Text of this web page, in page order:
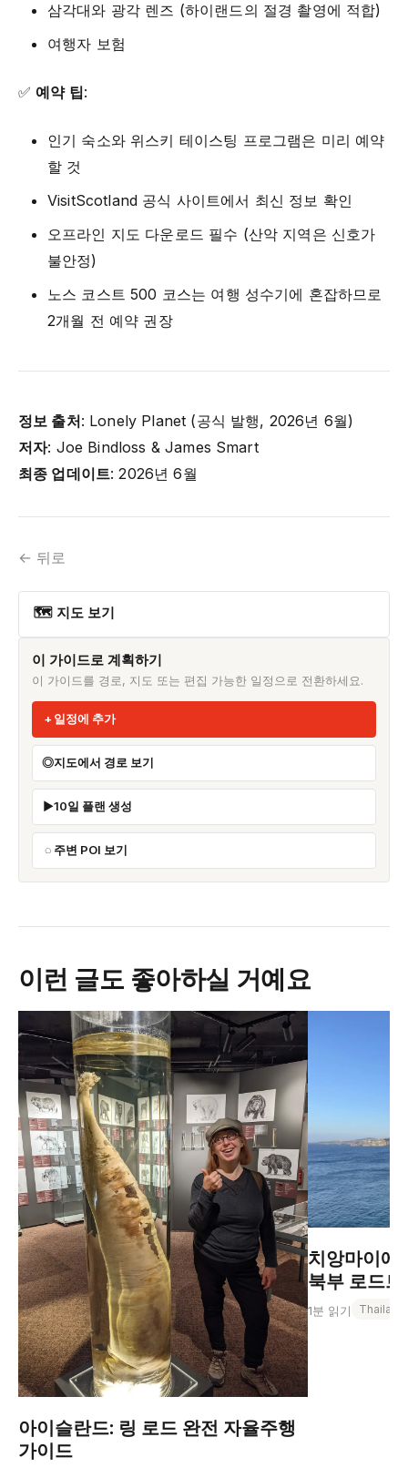
삼각대와 광각 렌즈 (하이랜드의 절경 촬영에 적합)
여행자 보험
✅ 예약 팁:
인기 숙소와 위스키 테이스팅 프로그램은 미리 예약
할 것
VisitScotland 공식 사이트에서 최신 정보 확인
오프라인 지도 다운로드 필수 (산악 지역은 신호가
불안정)
노스 코스트 500 코스는 여행 성수기에 혼잡하므로
2개월 전 예약 권장
정보 출처: Lonely Planet (공식 발행, 2026년 6월)
저자: Joe Bindloss & James Smart
최종 업데이트: 2026년 6월
← 뒤로
🗺 지도 보기
이 가이드로 계획하기
이 가이드를 경로, 지도 또는 편집 가능한 일정으로 전환하세요.
일정에 추가
지도에서 경로 보기
10일 플랜 생성
주변 POI 보기
이런 글도 좋아하실 거예요
아이슬란드: 링 로드 완전 자율주행
가이드
치앙마이에
북부 로드
1분 읽기 Thailand